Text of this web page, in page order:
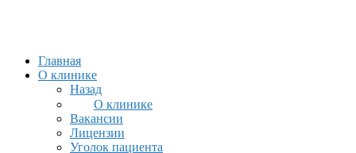
Главная
О клинике
Назад
О клинике
Вакансии
Лицензии
Уголок пациента